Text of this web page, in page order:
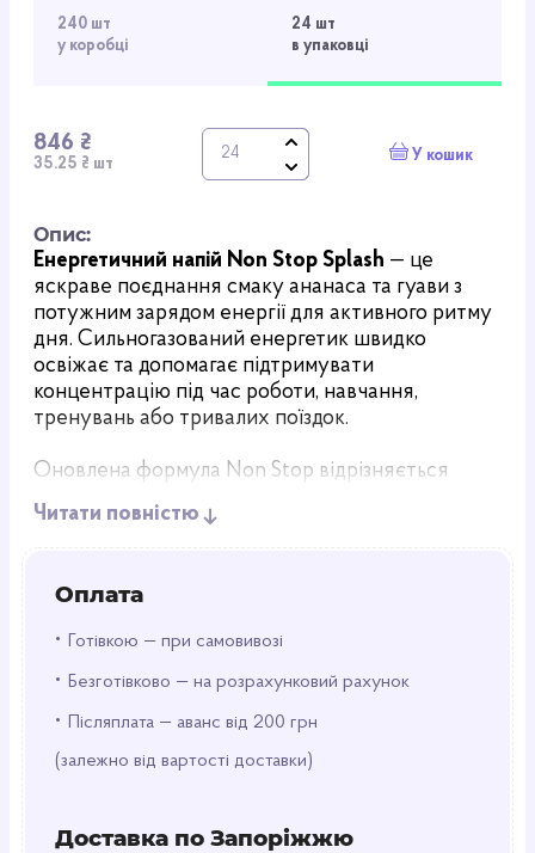
240 шт
у коробці
24 шт
в упаковці
846 ₴
35.25 ₴ шт У кошик
Оплата
• Готівкою — при самовивозі
• Безготівково — на розрахунковий рахунок
•
Післяплата — аванс від 200 грн
(залежно від вартості доставки)
Доставка по Запоріжжю
Опис:
Енергетичний напій Non Stop Splash — це
яскраве поєднання смаку ананаса та гуави з
потужним зарядом енергії для активного ритму
дня. Сильногазований енергетик швидко
освіжає та допомагає підтримувати
концентрацію під час роботи, навчання,
тренувань або тривалих поїздок.
Оновлена формула Non Stop відрізняється
підвищеним вмістом кофеїну та таурину,
завдяки чому напій забезпечує більш виражений
допомагають підтримувати фізичну й розумову
активність.
Особливості напою:
Яскравий тропічний смак ананаса та гуави
Сильна газація для більш освіжаючого ефекту
Підвищений вміст кофеїну та таурину
Читати повністю